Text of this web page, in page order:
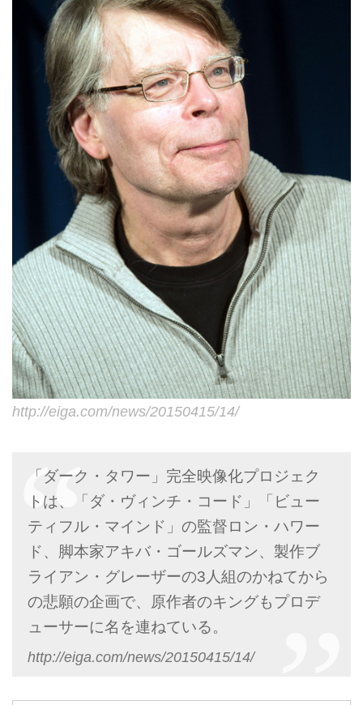
http://eiga.com/news/20150415/14/
「ダーク・タワー」完全映像化プロジェク
トは、「ダ・ヴィンチ・コード」「ビュー
ティフル・マインド」の監督ロン・ハワー
ド、脚本家アキバ・ゴールズマン、製作ブ
ライアン・グレーザーの3人組のかねてから
の悲願の企画で、原作者のキングもプロデ
ューサーに名を連ねている。
http://eiga.com/news/20150415/14/